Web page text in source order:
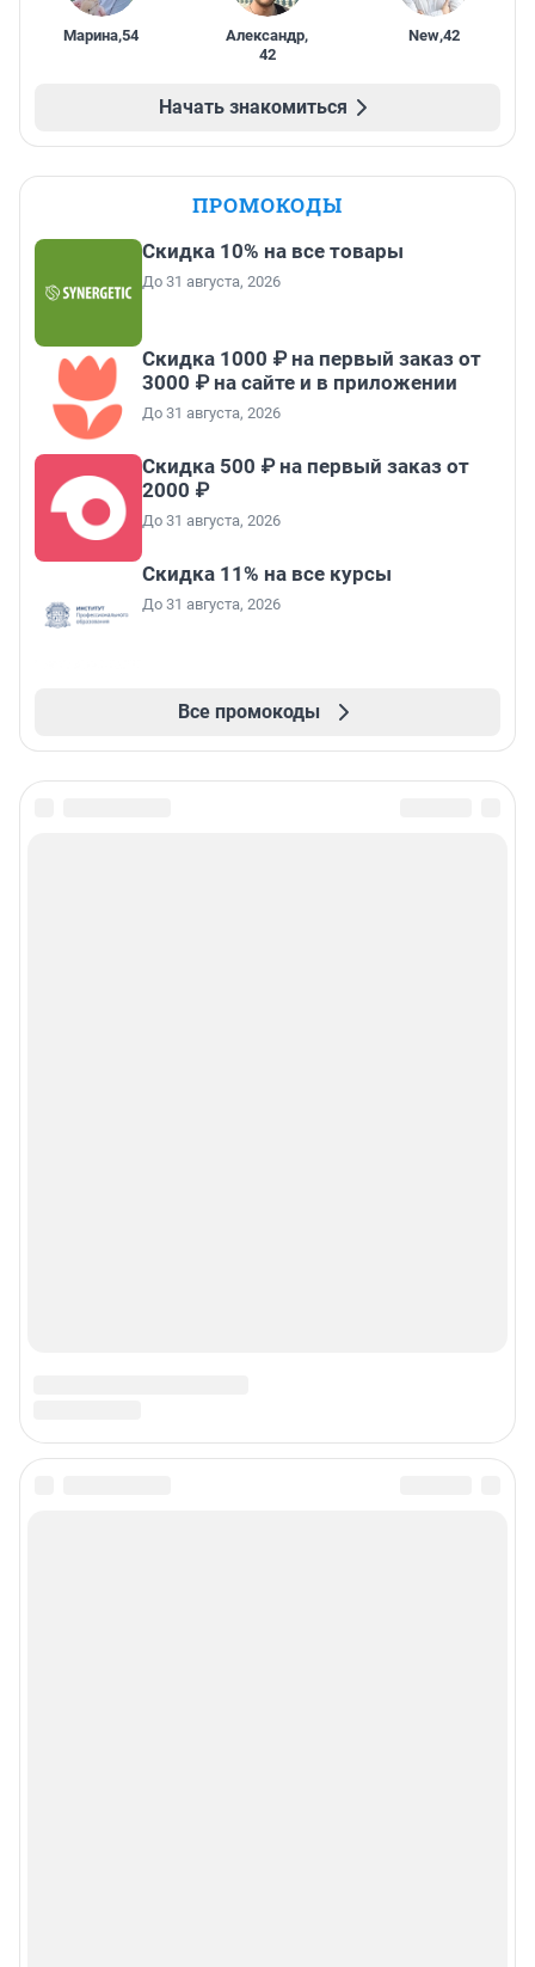
Марина,54 Александр,
42
New,42
Начать знакомиться
ПРОМОКОДЫ
Скидка 10% на все товары
До 31 августа, 2026
Скидка 1000 ₽ на первый заказ от
3000 ₽ на сайте и в приложении
До 31 августа, 2026
Скидка 500 ₽ на первый заказ от
2000 ₽
До 31 августа, 2026
Скидка 11% на все курсы
До 31 августа, 2026
Все промокоды